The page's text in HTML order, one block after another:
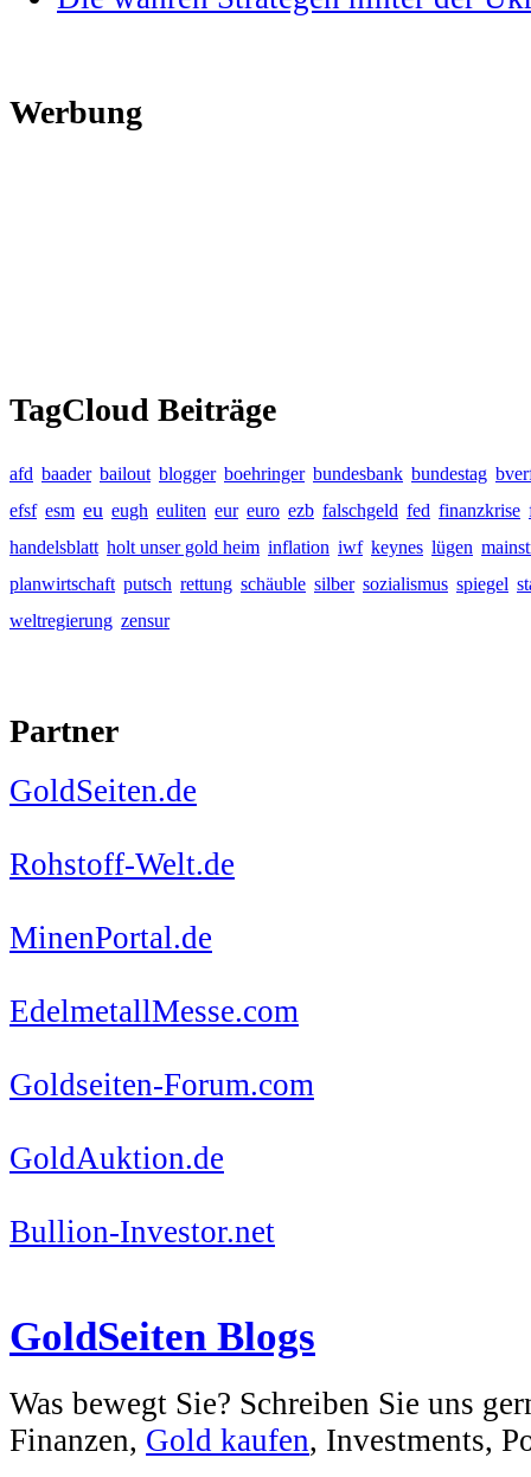
Werbung
TagCloud Beiträge
afd baader bailout blogger boehringer bundesbank bundestag
efsf esm eu eugh euliten eur euro ezb falschgeld fed finanzkrise
handelsblatt holt unser gold heim inflation iwf keynes lügen
planwirtschaft putsch rettung schäuble silber sozialismus spiegel
weltregierung zensur
Partner
GoldSeiten.de
Rohstoff-Welt.de
MinenPortal.de
EdelmetallMesse.com
Goldseiten-Forum.com
GoldAuktion.de
Bullion-Investor.net
GoldSeiten Blogs
Was bewegt Sie? Schreiben Sie uns
Finanzen, Gold kaufen, Investments,